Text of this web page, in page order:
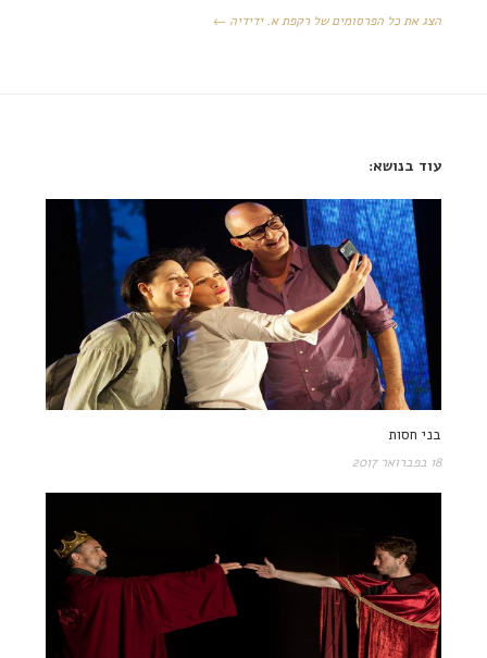
הצג את כל הפרסומים של רקפת א. ידידיה ←
עוד בנושא:
בני חסות
18 בפברואר 2017